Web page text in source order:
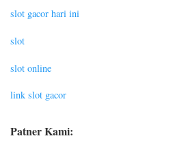
slot gacor hari ini
slot
slot online
link slot gacor
Patner Kami: